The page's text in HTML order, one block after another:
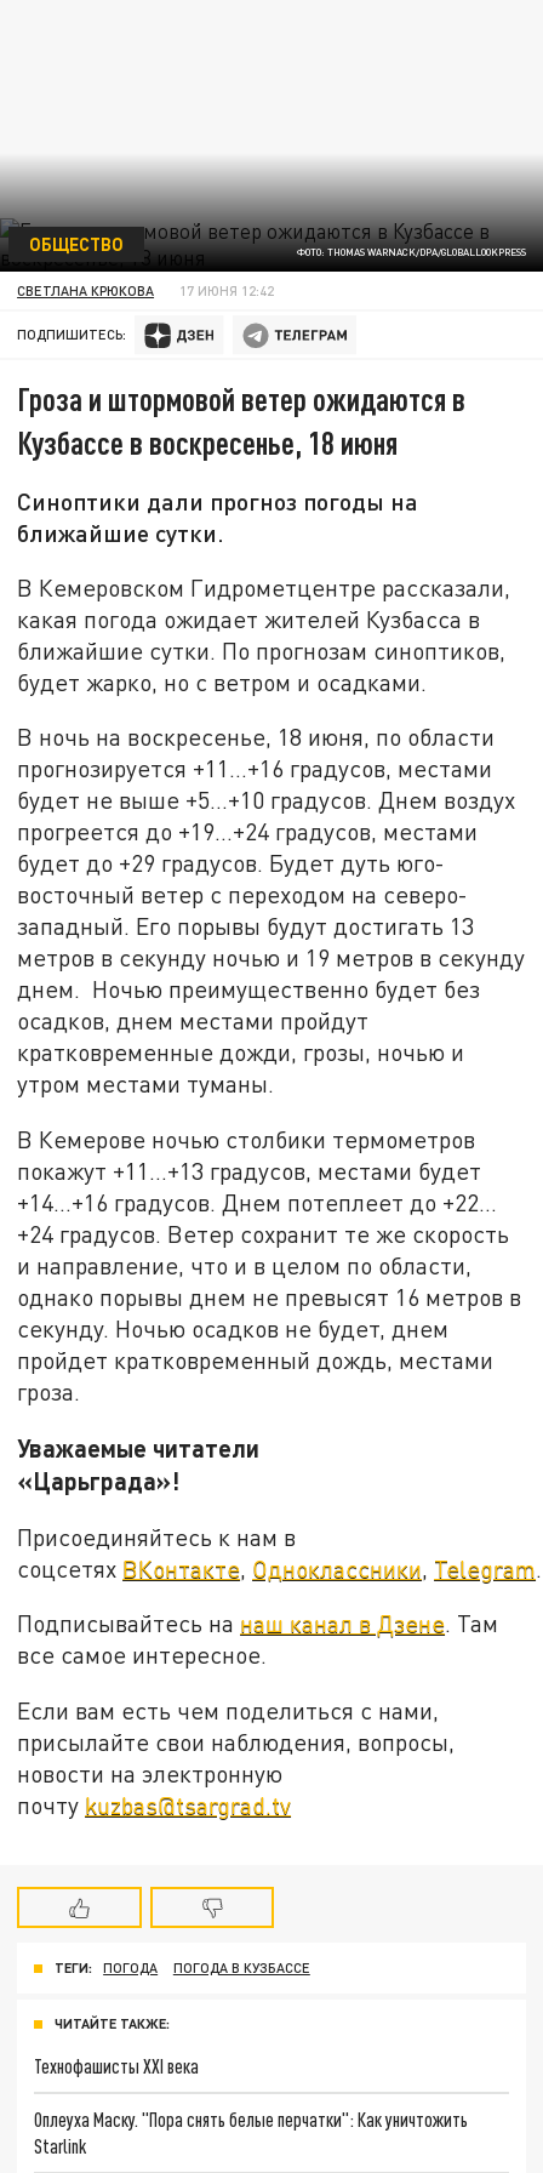
ФОТО: THOMAS WARNACK/DPA/GLOBALLOOKPRESS
ОБЩЕСТВО
СВЕТЛАНА КРЮКОВА 17 ИЮНЯ 12:42
ПОДПИШИТЕСЬ:
Гроза и штормовой ветер ожидаются в
Кузбассе в воскресенье, 18 июня
Синоптики дали прогноз погоды на
ближайшие сутки.
В Кемеровском Гидрометцентре рассказали,
какая погода ожидает жителей Кузбасса в
ближайшие сутки. По прогнозам синоптиков,
будет жарко, но с ветром и осадками.
В ночь на воскресенье, 18 июня, по области
прогнозируется +11…+16 градусов, местами
будет не выше +5…+10 градусов. Днем воздух
прогреется до +19…+24 градусов, местами
будет до +29 градусов. Будет дуть юго-
восточный ветер с переходом на северо-
западный. Его порывы будут достигать 13
метров в секунду ночью и 19 метров в секунду
днем. Ночью преимущественно будет без
осадков, днем местами пройдут
кратковременные дожди, грозы, ночью и
утром местами туманы.
В Кемерове ночью столбики термометров
покажут +11…+13 градусов, местами будет
+14…+16 градусов. Днем потеплеет до +22…
+24 градусов. Ветер сохранит те же скорость
и направление, что и в целом по области,
однако порывы днем не превысят 16 метров в
секунду. Ночью осадков не будет, днем
пройдет кратковременный дождь, местами
гроза.
Уважаемые читатели
«Царьграда»!
Присоединяйтесь к нам в
соцсетях ВКонтакте Одноклассники Telegram
Подписывайтесь на наш канал в Дзене. Там
все самое интересное.
Если вам есть чем поделиться с нами,
присылайте свои наблюдения, вопросы,
новости на электронную
почту kuzbas@tsargrad.tv
ТЕГИ: ПОГОДА ПОГОДА В КУЗБАССЕ
ЧИТАЙТЕ ТАКЖЕ:
Технофашисты XXI века
Оплеуха Маску. "Пора снять белые перчатки": Как уничтожить
Starlink